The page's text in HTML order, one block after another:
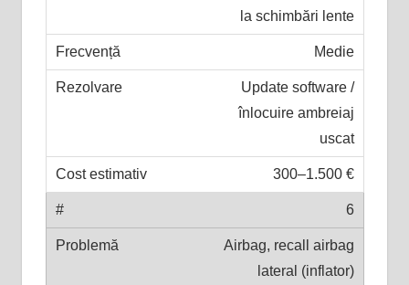
la schimbări lente
Medie
Update software /
înlocuire ambreiaj
uscat
300–1.500 €
6
Airbag, recall airbag
lateral (inflator)